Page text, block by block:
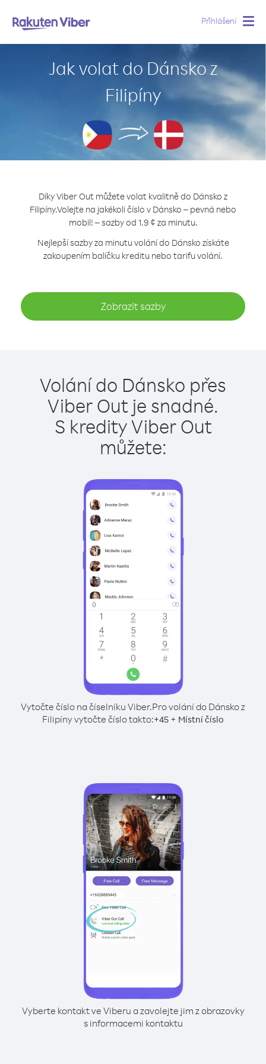
Přihlášení
Jak volat do Dánsko z
Filipíny
Díky Viber Out můžete volat kvalitně do Dánsko z
Filipíny.Volejte na jakékoli číslo v Dánsko – pevná nebo
mobil! – sazby od 1.9 ¢ za minutu.
Nejlepší sazby za minutu volání do Dánsko získáte
zakoupením balíčku kreditu nebo tarifu volání.
Zobrazit sazby
Volání do Dánsko přes
Viber Out je snadné.
S kredity Viber Out
můžete:
Vytočte číslo na číselníku Viber.Pro volání do Dánsko z
Filipíny vytočte číslo takto:+45 + Místní číslo
Vyberte kontakt ve Viberu a zavolejte jim z obrazovky
s informacemi kontaktu